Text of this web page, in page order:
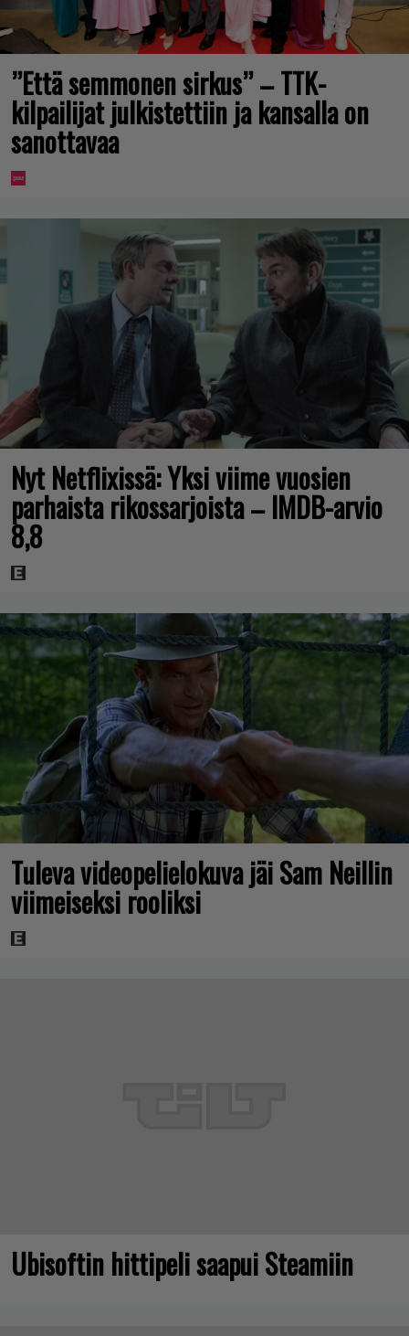
”Että semmonen sirkus” – TTK-
kilpailijat julkistettiin ja kansalla on
sanottavaa
Nyt Netflixissä: Yksi viime vuosien
parhaista rikossarjoista – IMDB-arvio
8,8
Tuleva videopelielokuva jäi Sam Neillin
viimeiseksi rooliksi
Ubisoftin hittipeli saapui Steamiin